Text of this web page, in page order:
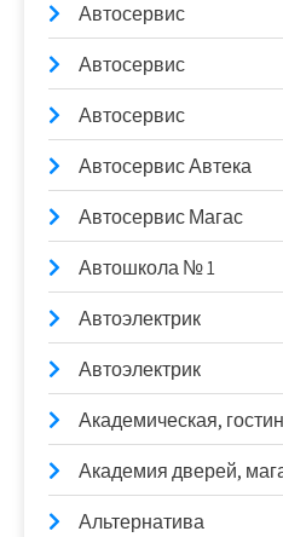
Автосервис
Автосервис
Автосервис
Автосервис Автека
Автосервис Магас
Автошкола № 1
Автоэлектрик
Автоэлектрик
Академическая,
Академия дверей,
Альтернатива